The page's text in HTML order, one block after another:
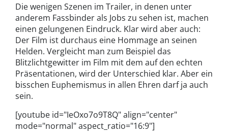
Die wenigen Szenen im Trailer, in denen unter
anderem Fassbinder als Jobs zu sehen ist, machen
einen gelungenen Eindruck. Klar wird aber auch:
Der Film ist durchaus eine Hommage an seinen
Helden. Vergleicht man zum Beispiel das
Blitzlichtgewitter im Film mit dem auf den echten
Präsentationen, wird der Unterschied klar. Aber ein
bisschen Euphemismus in allen Ehren darf ja auch
sein.
[youtube id="IeOxo7o9T8Q" align="center"
mode="normal" aspect_ratio="16:9"]